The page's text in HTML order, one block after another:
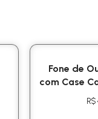
Fone de
com Case
R$